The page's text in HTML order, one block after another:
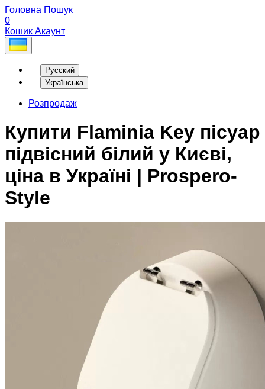
Головна Пошук
0
Кошик Акаунт
Русский
Українська
Розпродаж
Купити Flaminia Key пісуар
підвісний білий у Києві,
ціна в Україні | Prospero-
Style